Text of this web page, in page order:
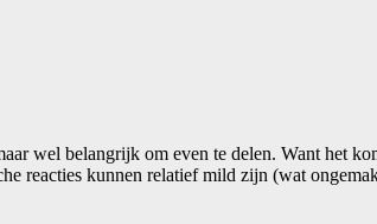
wel belangrijk om even te delen. Want het
reacties kunnen relatief mild zijn (wat